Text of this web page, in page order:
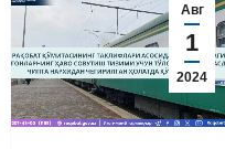
Авг
1
2024